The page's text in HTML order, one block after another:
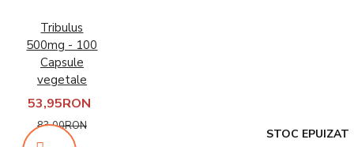
Tribulus
500mg - 100
Capsule
vegetale
53,95RON
83,00RON
STOC EPUIZAT
STOC EPUIZAT
STOC EPUIZAT
STOC EPUIZAT
STOC EPUIZAT
STOC EPUIZAT
STOC EPUIZAT